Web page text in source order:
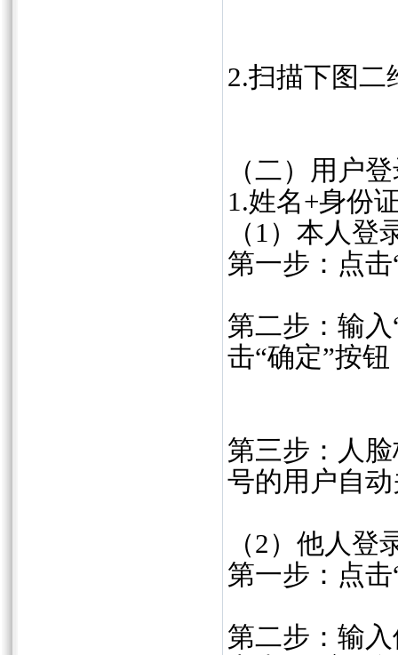
2.扫描下图二
（二）用户
1.姓名+身份
（1）本人登
第一步：点
第二步：输入
击“确定”按
第三步：人
号的用户自
（2）他人
第一步：点
第二步：输